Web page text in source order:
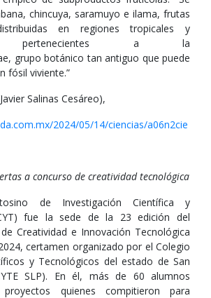
chincuya, saramuyo e ilama, frutas
en regiones tropicales y
pertenecientes a la
grupo botánico tan antiguo que puede
fósil viviente.”
Salinas Cesáreo),
2024/05/14/ciencias/a06n2cie
a concurso de creatividad tecnológica
de Investigación Científica y
fue la sede de la 23 edición del
Creatividad e Innovación Tecnológica
certamen organizado por el Colegio
y Tecnológicos del estado de San
SLP). En él, más de 60 alumnos
quienes compitieron para